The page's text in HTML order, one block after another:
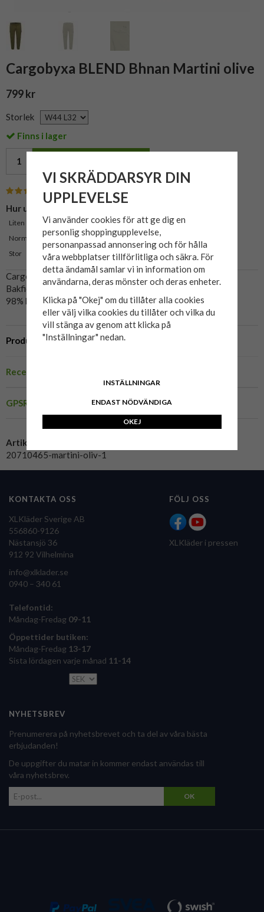
Cargobyxa BLEND Bhnan Martini olive
799 kr
Storlek
Finns i lager
(1 Recensioner)
Hur upplevs storleken?
Liten
0%
Normal
Stor
0%
Produktbeskrivning
Recensioner
GPSR
Cargobyxa från Blend.
Bakfickor, sidfickor och benfickor.
98% bomull, 2% elastan.
Artikelnummer:
20710465-martini-oliv-1
KONTAKTA OSS
XLKläder Sverige AB
556860-9126
Nästansjö 36
912 92 Vilhelmina
info@xlklader.se
0940 – 340 61
Telefontid:
Måndag-Fredag 09-11
Öppettider butiken:
Måndag-Fredag 13-17
Sista lördagen varje månad 11-14
FÖLJ OSS
XLKläder i pressen
NYHETSBREV
Prenumerera på nyhetsbrevet och ta del av våra bästa
erbjudanden!
De uppgifter du matar in kommer endast användas till
våra nyhetsbrev.
OK
VI SKRÄDDARSYR DIN
UPPLEVELSE
Vi använder cookies för att ge dig en
personlig shoppingupplevelse,
personanpassad annonsering och för hålla
våra webbplatser tillförlitliga och säkra. För
detta ändamål samlar vi in information om
användarna, deras mönster och deras enheter.
Klicka på "Okej" om du tillåter alla cookies
eller välj vilka cookies du tillåter och vilka du
vill stänga av genom att klicka på
"Inställningar" nedan.
INSTÄLLNINGAR
ENDAST NÖDVÄNDIGA
OKEJ